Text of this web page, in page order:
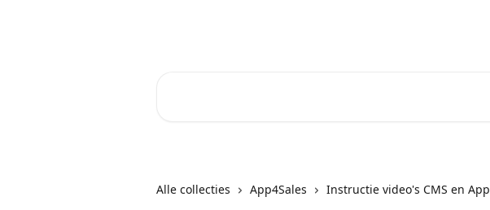
Alle collecties App4Sales Instructie video's CMS en App